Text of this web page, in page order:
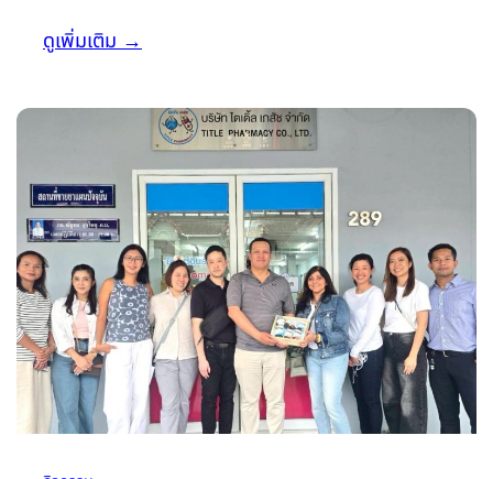
ที่ 5 กันยายน 2568 ทางคณะผู้บริหารและทีมงาน ได้
กับผลิตภัณฑ์สุขภาพ รวมถึงแนวทางการพัฒนาสินค้า
โดยมีนายณัฐพล สุขโหตุ พาเยี่ยมชมส่วนต่างๆของ
ดูเพิ่มเติม→